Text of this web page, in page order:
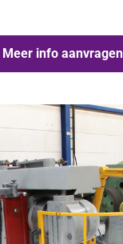
Meer info aanvragen